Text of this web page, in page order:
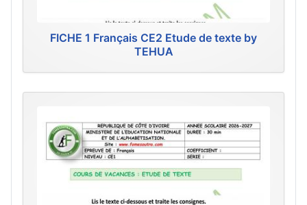
FICHE 1 Français CE2 Etude de texte by
TEHUA